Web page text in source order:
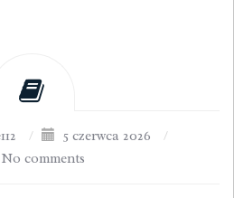
/ 5 czerwca 2026
/
No comments